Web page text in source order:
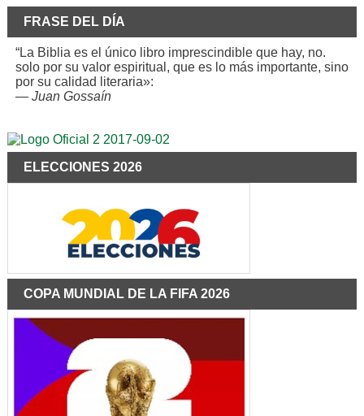
FRASE DEL DÍA
“La Biblia es el único libro imprescindible que hay, no.
solo por su valor espiritual, que es lo más importante, sino
por su calidad literaria»:
— Juan Gossaín
ELECCIONES 2026
COPA MUNDIAL DE LA FIFA 2026